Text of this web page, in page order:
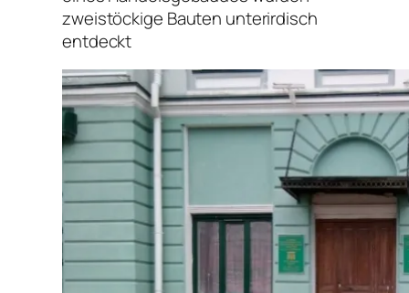
zweistöckige Bauten unterirdisch
entdeckt